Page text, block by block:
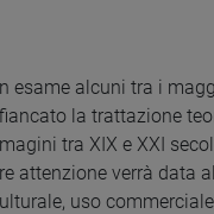
alcuni tra i
la trattazione
tra XIX e XXI
verrà data
uso